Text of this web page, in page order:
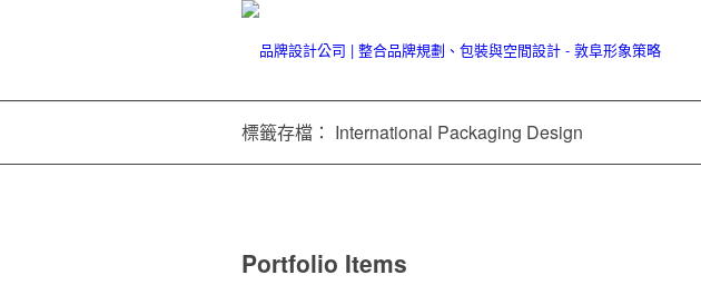
標籤存檔： International Packaging Design
Portfolio Items